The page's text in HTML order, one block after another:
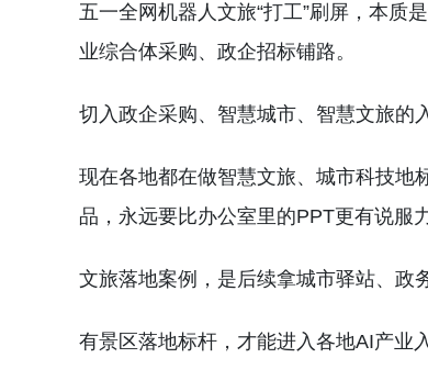
五一全网机器人文旅“打工”刷屏，本质
业综合体采购、政企招标铺路。
切入政企采购、智慧城市、智慧文旅的
现在各地都在做智慧文旅、城市科技地
品，永远要比办公室里的PPT更有说服力
文旅落地案例，是后续拿城市驿站、政
有景区落地标杆，才能进入各地AI产业